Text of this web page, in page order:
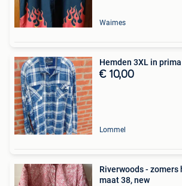
Waimes
Hemden 3XL in
€ 10,00
Lommel
Riverwoods - zomers
maat 38, new